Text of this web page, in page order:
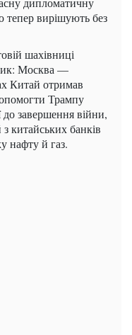
тепер вирішують без
шахівниці
Москва —
Китай отримав
Трампу
до завершення війни,
китайських банків
нафту й газ.